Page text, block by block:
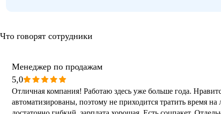
Что говорят сотрудники
Менеджер по продажам
5,0
Отличная компания! Работаю здесь уже больше года.
автоматизированы, поэтому не приходится тратить время